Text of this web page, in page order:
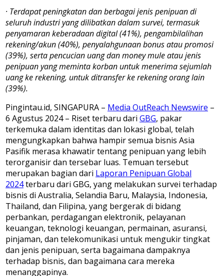
· Terdapat peningkatan dan berbagai jenis penipuan di
seluruh industri yang dilibatkan dalam survei, termasuk
penyamaran keberadaan digital (41%), pengambilalihan
rekening/akun (40%), penyalahgunaan bonus atau promosi
(39%), serta pencucian uang dan money mule atau jenis
penipuan yang meminta korban untuk menerima sejumlah
uang ke rekening, untuk ditransfer ke rekening orang lain
(39%).
Pingintau.id, SINGAPURA – Media OutReach Newswire –
6 Agustus 2024 – Riset terbaru dari GBG, pakar
terkemuka dalam identitas dan lokasi global, telah
mengungkapkan bahwa hampir semua bisnis Asia
Pasifik merasa khawatir tentang penipuan yang lebih
terorganisir dan tersebar luas. Temuan tersebut
merupakan bagian dari Laporan Penipuan Global
2024terbaru dari GBG, yang melakukan survei terhadap
bisnis di Australia, Selandia Baru, Malaysia, Indonesia,
Thailand, dan Filipina, yang bergerak di bidang
perbankan, perdagangan elektronik, pelayanan
keuangan, teknologi keuangan, permainan, asuransi,
pinjaman, dan telekomunikasi untuk mengukir tingkat
dan jenis penipuan, serta bagaimana dampaknya
terhadap bisnis, dan bagaimana cara mereka
menanggapinya.